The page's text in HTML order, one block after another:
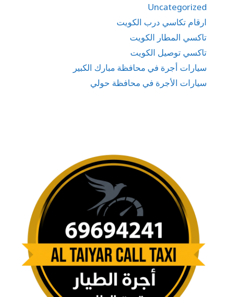
Uncategorized
ارقام تكاسي درب الكويت
تاكسي المطار الكويت
تاكسي توصيل الكويت
سيارات أجرة في محافظة مبارك الكبير
سيارات الأجرة في محافظة حولي